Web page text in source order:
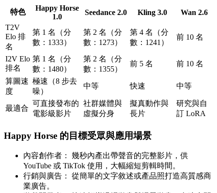
特色
Happy Horse
1.0
Seedance 2.0 Kling 3.0
Wan 2.6
T2V
Elo 排
名
第 1 名（分
數：1333）
第 2 名（分
數：1273）
第 4 名（分
數：1241）
前 10 名
I2V Elo
排名
第 1 名（分
數：1480）
第 2 名（分
數：1355）
前 5 名 前 10 名
算圖速
度
極速（8 步去
噪）
中等 快速 中等
最適合
可直接發布的
電影級影片
社群媒體與
虛擬分身
擬真動作與
長片
研究與自
訂 LoRA
Happy Horse 的目標受眾與應用場景
內容創作者：
幾秒內產出帶聲音的完整影片，供
YouTube 或 TikTok 使用，大幅縮短剪輯時間。
行銷與廣告：
從簡單的文字敘述或產品照打造高質感商
業廣告。